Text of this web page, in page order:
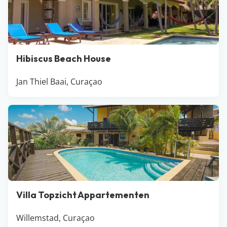
Hibiscus Beach House
Jan Thiel Baai, Curaçao
Villa Topzicht Appartementen
Willemstad, Curaçao